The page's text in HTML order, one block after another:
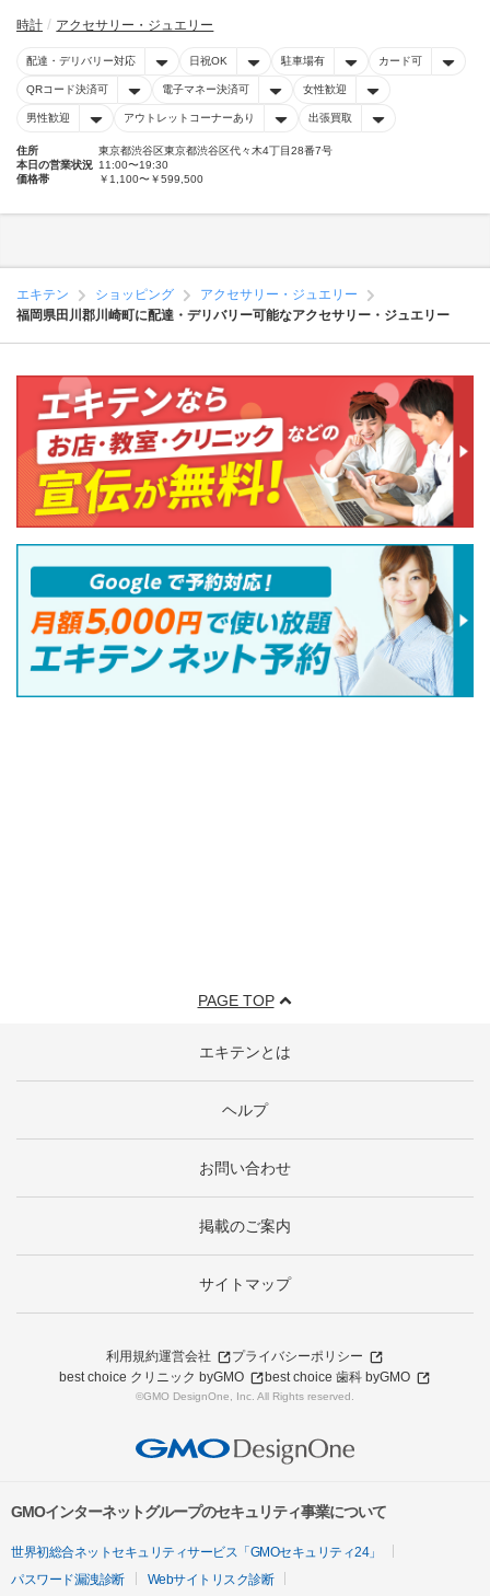
時計 アクセサリー・ジュエリー
配達・デリバリー対応 日祝OK 駐車場有 カード可
QRコード決済可 電子マネー決済可 女性歓迎
男性歓迎 アウトレットコーナーあり 出張買取
住所
東京都渋谷区東京都渋谷区代々木4丁目28番7号
本日の営業状況 11:00〜19:30
価格帯
￥1,100〜￥599,500
エキテン ショッピング
アクセサリー・ジュエリー
福岡県田川郡川崎町に配達・デリバリー可能なアクセサリー・ジュエリー
PAGE TOP
エキテンとは
ヘルプ
お問い合わせ
掲載のご案内
サイトマップ
利用規約運営会社
プライバシーポリシー
best choice クリニック byGMO
best choice 歯科 byGMO
©GMO DesignOne, Inc. All Rights reserved.
GMOインターネットグループのセキュリティ事業について
世界初総合ネットセキュリティサービス「GMOセキュリティ24」
パスワード漏洩診断
Webサイトリスク診断